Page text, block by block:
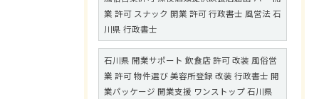
業 許可 スナック 開業 許可 行政書士 風営法 石
川県 行政書士
石川県 開業サポート 飲食店 許可 改装 風俗営
業 許可 物件選び 美容所登録 改装 行政書士 開
業パッケージ 開業支援 ワンストップ 石川県